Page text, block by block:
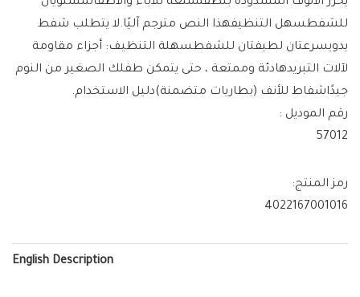
للشفطسهل التنظيفهذا النص مترجم آليًا.لا يتطلب شفط
يدويسرعتان لطيفتان للشفطسهلة التنظيف: أجزاء مقاومة
لآلات التبريدهادئة وممتعة ، حتى يتمكن طفلك الصغير من النوم
جيدًاشفاط للأنف (بطاريات متضمنة)دليل الاستخدام.
رقم الموديل :
57012
رمز المنتج:
4022167001016
English Description